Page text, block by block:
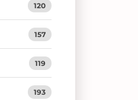
120
157
119
193